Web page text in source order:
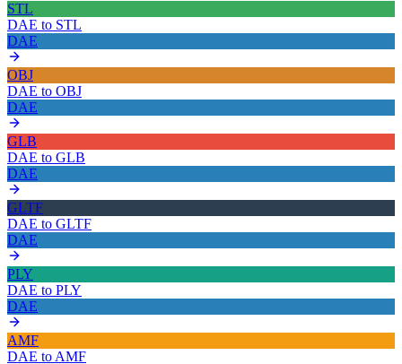
STL
DAE to STL
DAE
OBJ
DAE to OBJ
DAE
GLB
DAE to GLB
DAE
GLTF
DAE to GLTF
DAE
PLY
DAE to PLY
DAE
AMF
DAE to AMF